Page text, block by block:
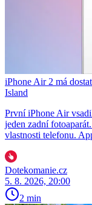
iPhone Air 2 má
Island
První iPhone Air
jeden zadní
vlastnosti telefonu.
Dotekomanie.cz
5. 8. 2026, 20:00
2 min